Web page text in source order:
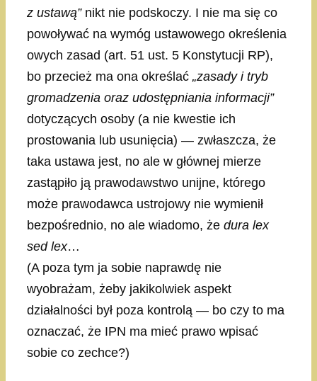
z ustawą”nikt nie podskoczy. I nie ma się co
powoływać na wymóg ustawowego określenia
owych zasad (art. 51 ust. 5 Konstytucji RP),
bo przecież ma ona określać „zasady i tryb
gromadzenia oraz udostępniania informacji”
dotyczących osoby (a nie kwestie ich
prostowania lub usunięcia) — zwłaszcza, że
taka ustawa jest, no ale w głównej mierze
zastąpiło ją prawodawstwo unijne, którego
może prawodawca ustrojowy nie wymienił
bezpośrednio, no ale wiadomo, że dura lex
sed lex…
(A poza tym ja sobie naprawdę nie
wyobrażam, żeby jakikolwiek aspekt
działalności był poza kontrolą — bo czy to ma
oznaczać, że IPN ma mieć prawo wpisać
sobie co zechce?)